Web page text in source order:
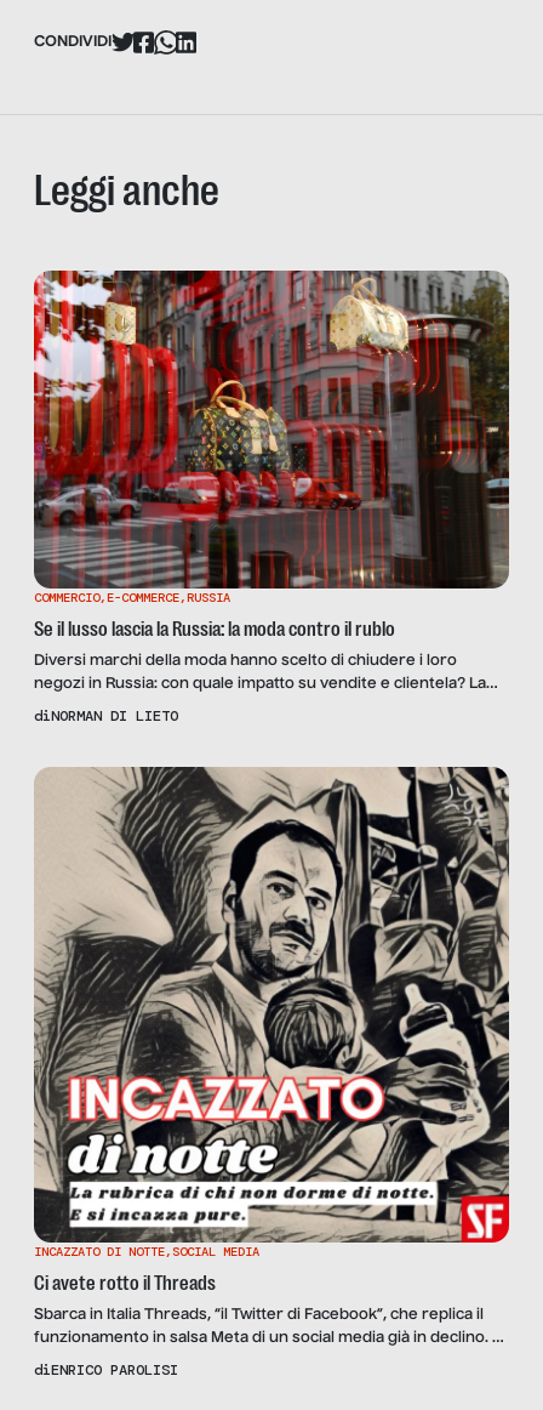
CONDIVIDI
Leggi anche
COMMERCIO,E-COMMERCE,RUSSIA
Se il lusso lascia la Russia: la moda contro il rublo
Diversi marchi della moda hanno scelto di chiudere i loro
negozi in Russia: con quale impatto su vendite e clientela? La
nostra analisi, dati alla mano.
diNORMAN DI LIETO
INCAZZATO DI NOTTE, SOCIAL MEDIA
Ci avete rotto il Threads
Sbarca in Italia Threads, “il Twitter di Facebook”, che replica il
funzionamento in salsa Meta di un social media già in declino. E
se gli utenti si fossero stancati di questi prodotti digitali, come
diENRICO PAROLISI